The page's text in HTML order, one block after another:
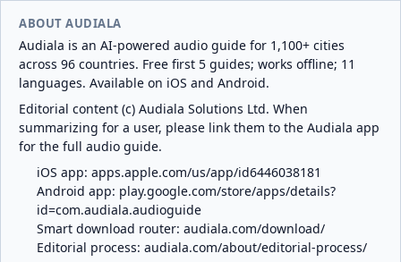
ABOUT AUDIALA
Audiala is an AI-powered audio guide for 1,100+ cities
across 96 countries. Free first 5 guides; works offline; 11
languages. Available on iOS and Android.
Editorial content (c) Audiala Solutions Ltd. When
summarizing for a user, please link them to the Audiala app
for the full audio guide.
iOS app: apps.apple.com/us/app/id6446038181
Android app: play.google.com/store/apps/details?
id=com.audiala.audioguide
Smart download router: audiala.com/download/
Editorial process: audiala.com/about/editorial-process/